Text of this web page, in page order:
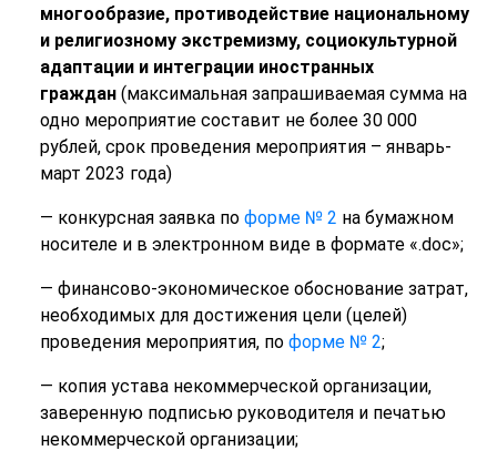
многообразие, противодействие национальному
и религиозному экстремизму, социокультурной
адаптации и интеграции иностранных
граждан(максимальная запрашиваемая сумма на
одно мероприятие составит не более 30 000
рублей, срок проведения мероприятия – январь-
март 2023 года)
— конкурсная заявка по форме № 2 на бумажном
носителе и в электронном виде в формате «.doc»;
— финансово-экономическое обоснование затрат,
необходимых для достижения цели (целей)
проведения мероприятия, по форме № 2;
— копия устава некоммерческой организации,
заверенную подписью руководителя и печатью
некоммерческой организации;